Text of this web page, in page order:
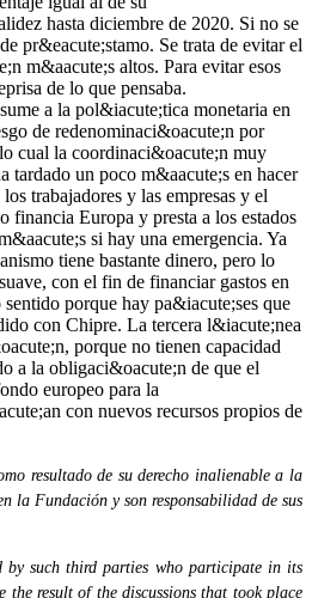
resultado de su derecho inalienable a la
la Fundación y son responsabilidad de sus
by such third parties who participate in its
the result of the discussions that took place